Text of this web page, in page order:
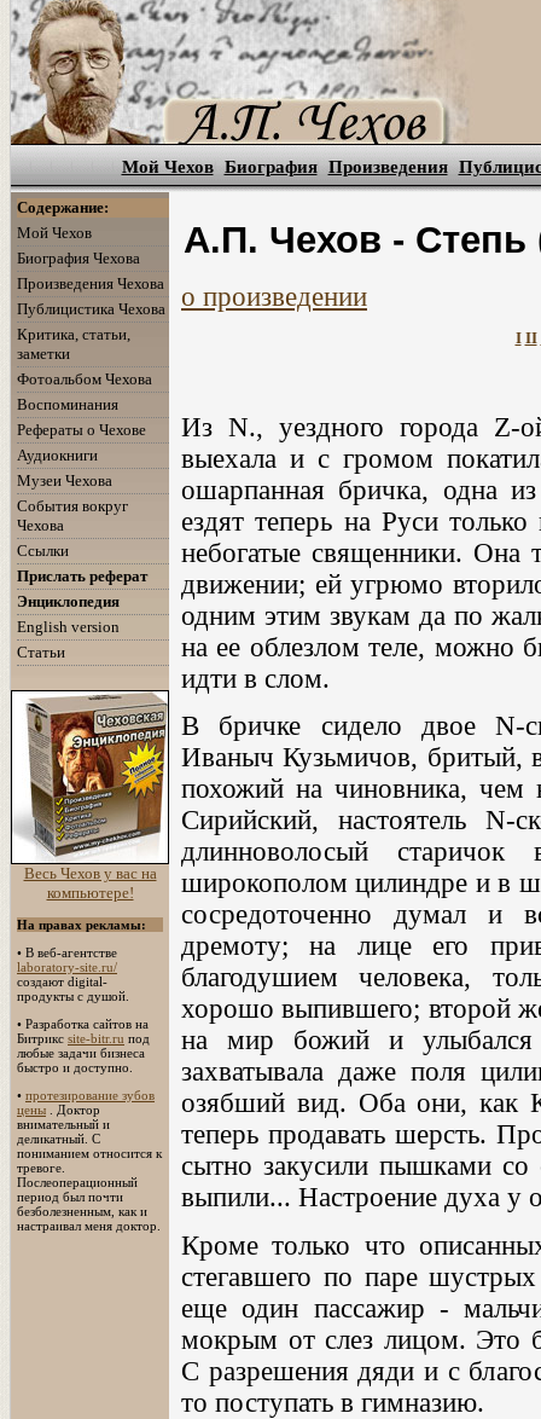
Мой Чехов Биография Произведения
Содержание:
Мой Чехов
Биография Чехова
Произведения Чехова
Публицистика Чехова
Критика, статьи,
заметки
Фотоальбом Чехова
Воспоминания
Рефераты о Чехове
Аудиокниги
Музеи Чехова
События вокруг
Чехова
Ссылки
Прислать реферат
Энциклопедия
English version
Статьи
Весь Чехов у вас на
компьютере!
На правах рекламы:
• В веб-агентстве
laboratory-site.ru/
создают digital-
продукты с душой.
• Разработка сайтов на
Битрикс site-bitr.ru под
любые задачи бизнеса
быстро и доступно.
• протезирование зубов
цены . Доктор
внимательный и
деликатный. С
пониманием относится к
тревоге.
Послеоперационный
период был почти
безболезненным, как и
настраивал меня доктор.
А.П. Чехов - Степь
о произведении
I II
Из N., уездного города Z-
выехала и с громом
ошарпанная бричка, одна
ездят теперь на Руси
небогатые священники. Она
движении; ей угрюмо
одним этим звукам да по
на ее облезлом теле, можно
идти в слом.
В бричке сидело двое N-
Иваныч Кузьмичов, бритый,
похожий на чиновника,
Сирийский, настоятель N-
длинноволосый
широкополом цилиндре и в
сосредоточенно думал и
дремоту; на лице его
благодушием человека,
хорошо выпившего; второй
на мир божий и улыбался
захватывала даже поля
озябший вид. Оба они, как
теперь продавать шерсть.
сытно закусили пышками со
выпили... Настроение духа у
Кроме только что
стегавшего по паре
еще один пассажир -
мокрым от слез лицом. Это
С разрешения дяди и с
то поступать в гимназию.